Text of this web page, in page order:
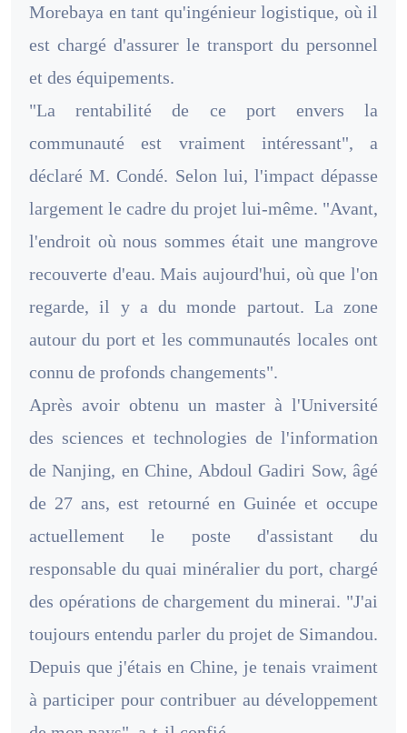
Morebaya en tant qu'ingénieur logistique, où il
est chargé d'assurer le transport du personnel
et des équipements.
"La rentabilité de ce port envers la
communauté est vraiment intéressant", a
déclaré M. Condé. Selon lui, l'impact dépasse
largement le cadre du projet lui-même. "Avant,
l'endroit où nous sommes était une mangrove
recouverte d'eau. Mais aujourd'hui, où que l'on
regarde, il y a du monde partout. La zone
autour du port et les communautés locales ont
connu de profonds changements".
Après avoir obtenu un master à l'Université
des sciences et technologies de l'information
de Nanjing, en Chine, Abdoul Gadiri Sow, âgé
de 27 ans, est retourné en Guinée et occupe
actuellement le poste d'assistant du
responsable du quai minéralier du port, chargé
des opérations de chargement du minerai. "J'ai
toujours entendu parler du projet de Simandou.
Depuis que j'étais en Chine, je tenais vraiment
à participer pour contribuer au développement